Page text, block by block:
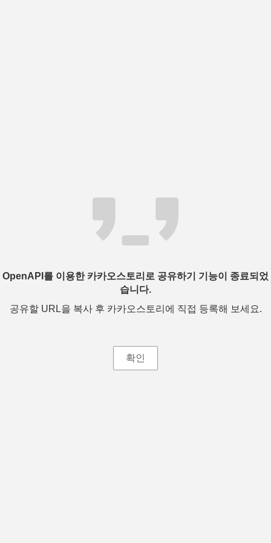
OpenAPI를 이용한 카카오스토리로 공유하기 기능이 종료되었
습니다.
공유할 URL을 복사 후 카카오스토리에 직접 등록해 보세요.
확인